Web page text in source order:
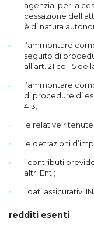
agenzia, per la
cessazione
è di natura
l’ammontare
seguito di
all’art. 21 co. 15
l’ammontare
di procedure di
413;
le relative
le detrazioni
i contributi
altri Enti;
i dati assicurativi
redditi esenti